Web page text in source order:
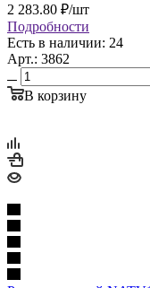
2 283.80 ₽/шт
Подробности
Есть в наличии: 24
Арт.: 3862
В корзину